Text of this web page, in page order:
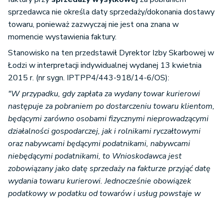
sprzedawca nie określa daty sprzedaży/dokonania dostawy
towaru, ponieważ zazwyczaj nie jest ona znana w
momencie wystawienia faktury.
Stanowisko na ten przedstawił Dyrektor Izby Skarbowej w
Łodzi w interpretacji indywidualnej wydanej 13 kwietnia
2015 r. (nr sygn. IPTPP4/443-918/14-6/OS):
"W przypadku, gdy zapłata za wydany towar kurierowi
następuje za pobraniem po dostarczeniu towaru klientom,
będącymi zarówno osobami fizycznymi nieprowadzącymi
działalności gospodarczej, jak i rolnikami ryczałtowymi
oraz nabywcami będącymi podatnikami, nabywcami
niebędącymi podatnikami, to Wnioskodawca jest
zobowiązany jako datę sprzedaży na fakturze przyjąć datę
wydania towaru kurierowi. Jednocześnie obowiązek
podatkowy w podatku od towarów i usług powstaje w